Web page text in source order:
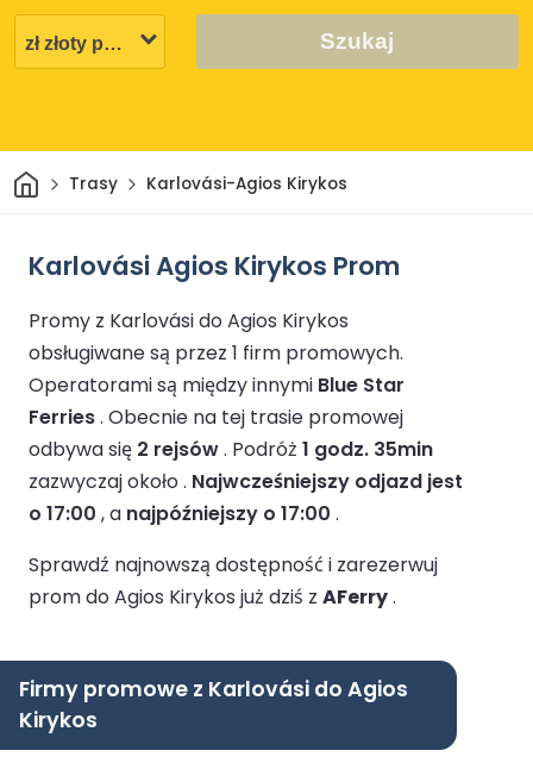
Szukaj
DomTrasy Karlovási-Agios Kirykos
Karlovási Agios Kirykos Prom
Promy z Karlovási do Agios Kirykos
obsługiwane są przez 1 firm promowych.
Operatorami są między innymi Blue Star
Ferries. Obecnie na tej trasie promowej
odbywa się 2 rejsów. Podróż 1 godz. 35min
zazwyczaj około . Najwcześniejszy odjazd jest
o 17:00 , a najpóźniejszy o 17:00 .
Sprawdź najnowszą dostępność i zarezerwuj
prom do Agios Kirykos już dziś z AFerry.
Firmy promowe z Karlovási do Agios
Kirykos